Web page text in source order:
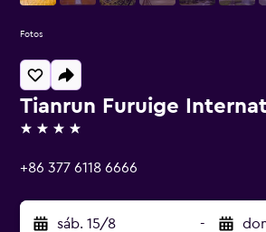
Tianrun Furuige
4 estrellas
+86 377 6118 6666
sáb. 15/8 -
Fotos